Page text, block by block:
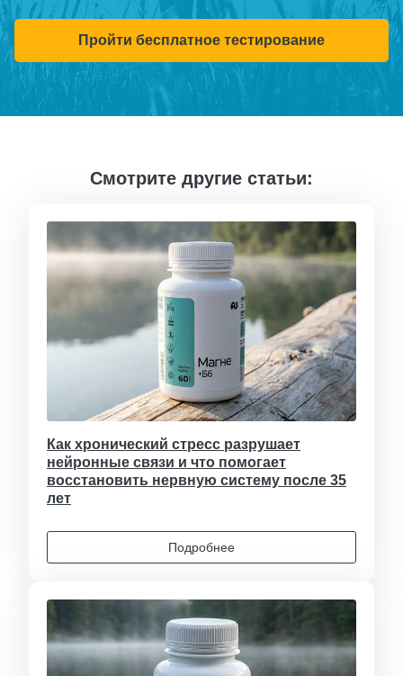
Пройти бесплатное тестирование
Смотрите другие статьи:
Как хронический стресс разрушает
нейронные связи и что помогает
восстановить нервную систему после 35
лет
Подробнее